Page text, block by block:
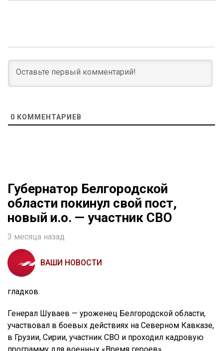
0 КОММЕНТАРИЕВ
Губернатор Белгородской
области покинул свой пост,
новый и.о. — участник СВО
3 месяца назад
ВАШИ НОВОСТИ
гладков.
Генерал Шуваев — уроженец Белгородской области,
участвовал в боевых действиях на Северном Кавказе,
в Грузии, Сирии, участник СВО и проходил кадровую